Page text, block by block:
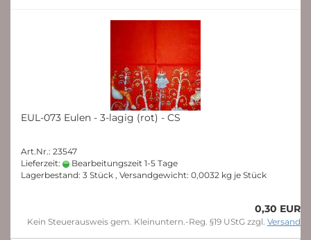
EUL-073 Eulen - 3-lagig (rot) - CS
Art.Nr.: 23547
Lieferzeit:
Bearbeitungszeit 1-5 Tage
Lagerbestand: 3 Stück , Versandgewicht: 0,0032 kg je Stück
0,30 EUR
Kein Steuerausweis gem. Kleinuntern.-Reg. §19 UStG zzgl. Versand